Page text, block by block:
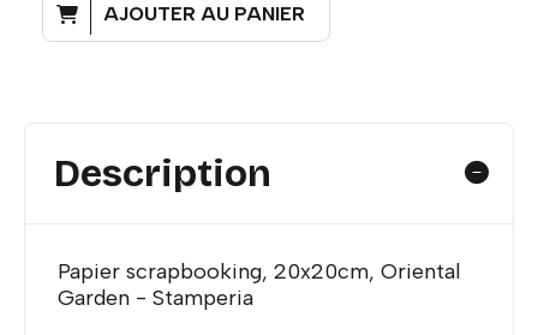
AJOUTER AU PANIER
Description
Papier scrapbooking, 20x20cm, Oriental
Garden - Stamperia